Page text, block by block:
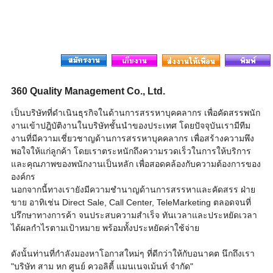
360 Quality Management Co., Ltd.
เป็นบริษัทที่ดำเนินธุรกิจในด้านการสรรหาบุคคลากร เพื่อคัดสรรพนัก
งานเข้าปฎิบัติงานในบริษัทชั้นนำของประเทศ โดยปัจจุบันเรามีทีม
งานที่มีความเชี่ยวชาญด้านการสรรหาบุคคลากร เพื่อสร้างความพึง
พอใจให้แก่ลูกค้า โดยเราตระหนักถึงความรวดเร็วในการให้บริการ
และคุณภาพของพนักงานเป็นหลัก เพื่อสอดคล้องกับความต้องการของ
องค์กร
นอกจากนี้ทางเรายังมีความชำนาญด้านการสรรหาและคัดสรร ฝ่าย
ขาย อาทิเช่น Direct Sale, Call Center, TeleMarketing ตลอดจนที่
ปรึกษาทางการค้า จนประสบความสำเร็จ ทันเวลาและประหยัดเวลา
ได้ผลกำไรตามเป้าหมาย พร้อมทั้งประหยัดค่าใช้จ่าย
ดังนั้นท่านที่กำลังมองหาโอกาสใหม่ๆ ที่ดีกว่าให้กับอนาคต นึกถึงเรา
"บริษัท สาม หก ศูนย์ ควอลิตี้ แมนเนจเม้นท์ จำกัด"